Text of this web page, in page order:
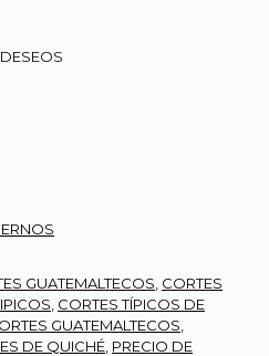
GUATEMALTECOS CORTES
CORTES TÍPICOS DE
GUATEMALTECOS
DE QUICHÉ PRECIO DE